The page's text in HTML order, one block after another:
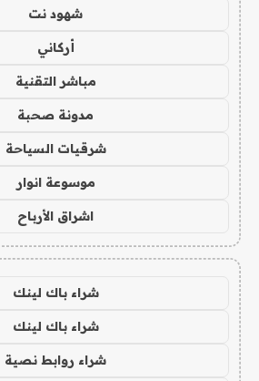
شهود نت
أركاني
مباشر التقنية
مدونة صحبة
شرقيات السياحة
موسوعة انوار
اشراق الأرباح
شراء باك لينك
شراء باك لينك
شراء روابط نصية